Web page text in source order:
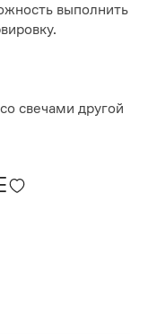
выполнить
свечами другой